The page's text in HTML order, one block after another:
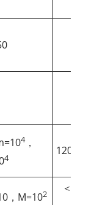
4，
4
，M=102
＜10,